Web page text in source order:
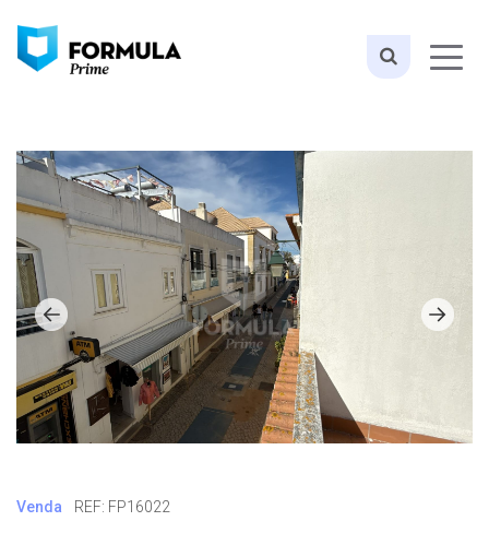
Venda REF: FP16022